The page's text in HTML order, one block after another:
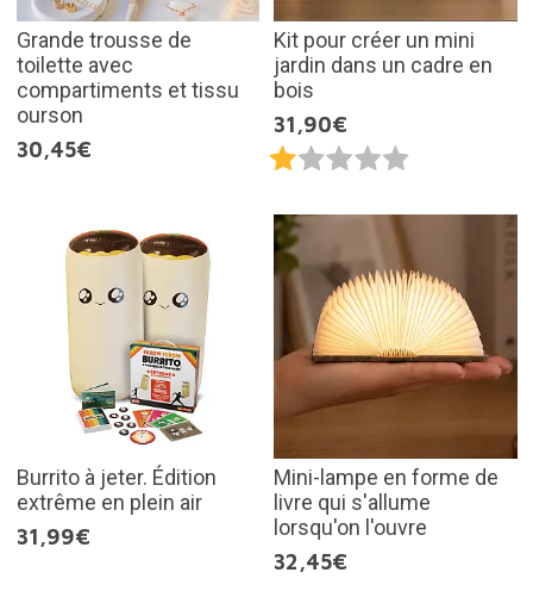
Grande trousse de
toilette avec
compartiments et tissu
ourson
30,45€
Kit pour créer un mini
jardin dans un cadre en
bois
31,90€
Burrito à jeter. Édition
extrême en plein air
31,99€
Mini-lampe en forme de
livre qui s'allume
lorsqu'on l'ouvre
32,45€